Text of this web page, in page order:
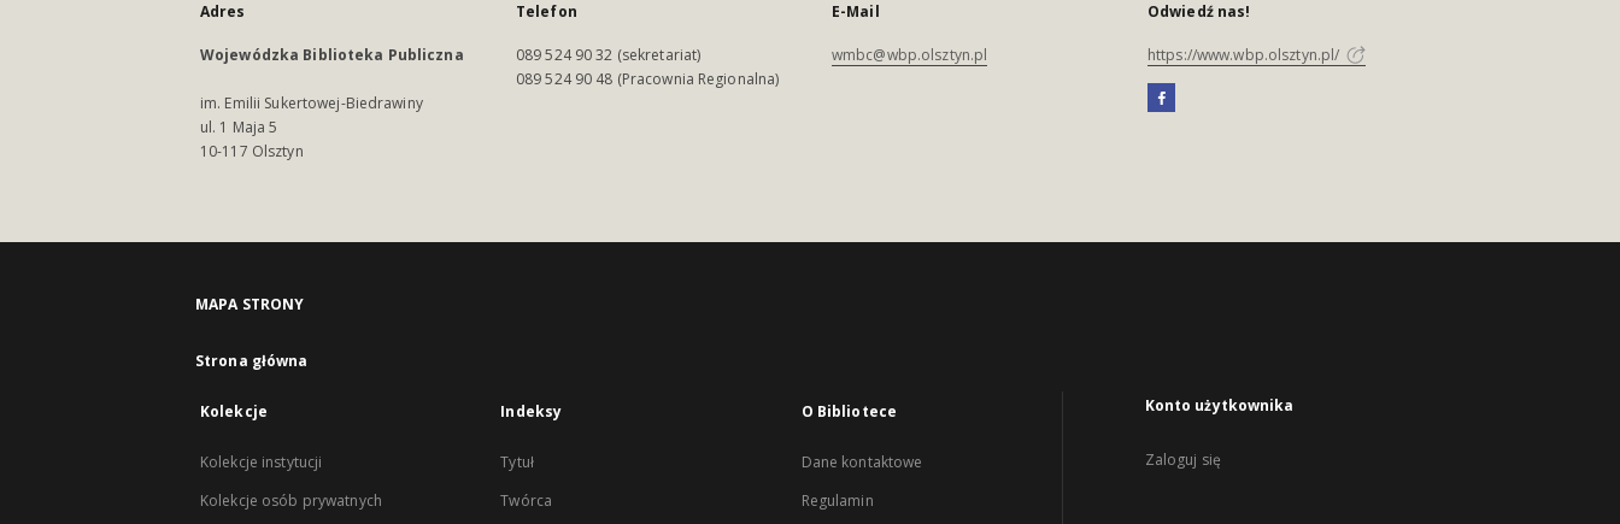
Adres
Wojewódzka Biblioteka Publiczna
im. Emilii Sukertowej-Biedrawiny
ul. 1 Maja 5
10-117 Olsztyn
Telefon
089 524 90 32 (sekretariat)
089 524 90 48 (Pracownia Regionalna)
E-Mail
wmbc@wbp.olsztyn.pl
Odwiedź nas!
https://www.wbp.olsztyn.pl/
MAPA STRONY
Strona główna
Kolekcje
Kolekcje instytucji
Kolekcje osób prywatnych
Indeksy
Tytuł
Twórca
O Bibliotece
Dane kontaktowe
Regulamin
Konto użytkownika
Zaloguj się